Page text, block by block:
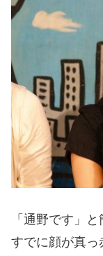
「通野です」
すでに顔が真っ